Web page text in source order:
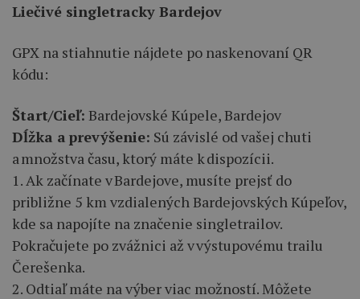
Liečivé singletracky Bardejov
GPX na stiahnutie nájdete po naskenovaní QR
kódu:
Štart/Cieľ: Bardejovské Kúpele, Bardejov
Dĺžka a prevýšenie: Sú závislé od vašej chuti
a množstva času, ktorý máte k dispozícii.
1. Ak začínate v Bardejove, musíte prejsť do
približne 5 km vzdialených Bardejovských Kúpeľov,
kde sa napojíte na značenie singletrailov.
Pokračujete po zvážnici až v výstupovému trailu
Čerešenka.
2. Odtiaľ máte na výber viac možností. Môžete